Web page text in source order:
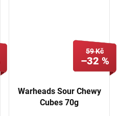
59 Kč
–32 %
Warheads Sour Chewy
Cubes 70g